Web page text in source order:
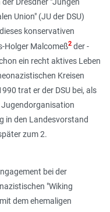
Dresdner "Jungen
Union" (JU der DSU)
konservativen
Holger Malcomeß2der -
ein recht aktives Leben
Kreisen
trat er der DSU bei, als
in den Landesvorstand
zum 2.
bei der
"Wiking
dem ehemaligen